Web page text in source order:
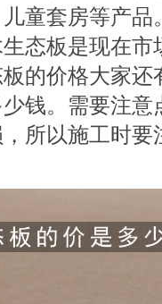
童套房等产
态板是现在
的价格大家
钱。需要注
所以施工时